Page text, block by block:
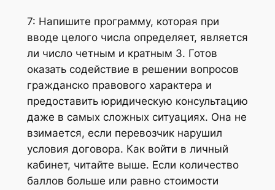
7: Напишите программу, которая при
вводе целого числа определяет, является
ли число четным и кратным 3. Готов
оказать содействие в решении вопросов
гражданско правового характера и
предоставить юридическую консультацию
даже в самых сложных ситуациях. Она не
взимается, если перевозчик нарушил
условия договора. Как войти в личный
кабинет, читайте выше. Если количество
баллов больше или равно стоимости